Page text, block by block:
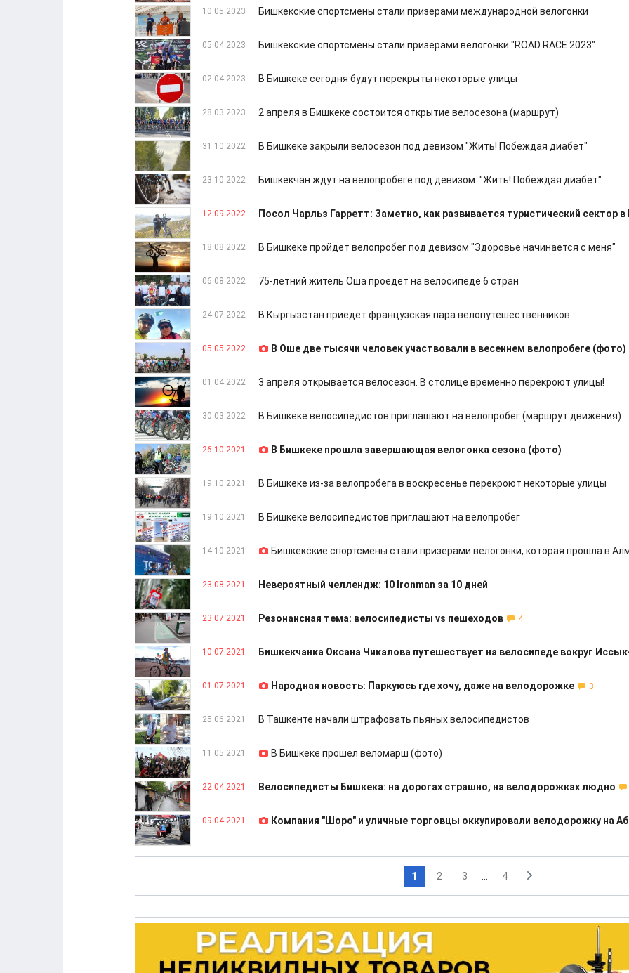
10.05.2023 Бишкекские спортсмены стали призерами международной велогонки
05.04.2023 Бишкекские спортсмены стали призерами велогонки "ROAD RACE 2023"
02.04.2023 В Бишкеке сегодня будут перекрыты некоторые улицы
28.03.2023 2 апреля в Бишкеке состоится открытие велосезона (маршрут)
31.10.2022 В Бишкеке закрыли велосезон под девизом "Жить! Побеждая диабет"
23.10.2022 Бишкекчан ждут на велопробеге под девизом: "Жить! Побеждая диабет"
12.09.2022 Посол Чарльз Гарретт: Заметно, как развивается туристический сектор в
18.08.2022 В Бишкеке пройдет велопробег под девизом "Здоровье начинается с меня"
06.08.2022 75-летний житель Оша проедет на велосипеде 6 стран
24.07.2022 В Кыргызстан приедет французская пара велопутешественников
05.05.2022 В Оше две тысячи человек участвовали в весеннем велопробеге (фото)
01.04.2022 3 апреля открывается велосезон. В столице временно перекроют улицы!
30.03.2022 В Бишкеке велосипедистов приглашают на велопробег (маршрут движения)
26.10.2021 В Бишкеке прошла завершающая велогонка сезона (фото)
19.10.2021 В Бишкеке из-за велопробега в воскресенье перекроют некоторые улицы
19.10.2021 В Бишкеке велосипедистов приглашают на велопробег
14.10.2021 Бишкекские спортсмены стали призерами велогонки, которая прошла в
23.08.2021 Невероятный челлендж: 10 Ironman за 10 дней
23.07.2021 Резонансная тема: велосипедисты vs пешеходов 4
10.07.2021 Бишкекчанка Оксана Чикалова путешествует на велосипеде вокруг
01.07.2021 Народная новость: Паркуюсь где хочу, даже на велодорожке 3
25.06.2021 В Ташкенте начали штрафовать пьяных велосипедистов
11.05.2021 В Бишкеке прошел веломарш (фото)
22.04.2021 Велосипедисты Бишкека: на дорогах страшно, на велодорожках людно
09.04.2021 Компания "Шоро" и уличные торговцы оккупировали велодорожку на
1 2 3 4